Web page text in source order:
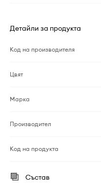
Детайли за продукта
Код на производителя
Цвят
Марка
Производител
Код на продукта
Състав